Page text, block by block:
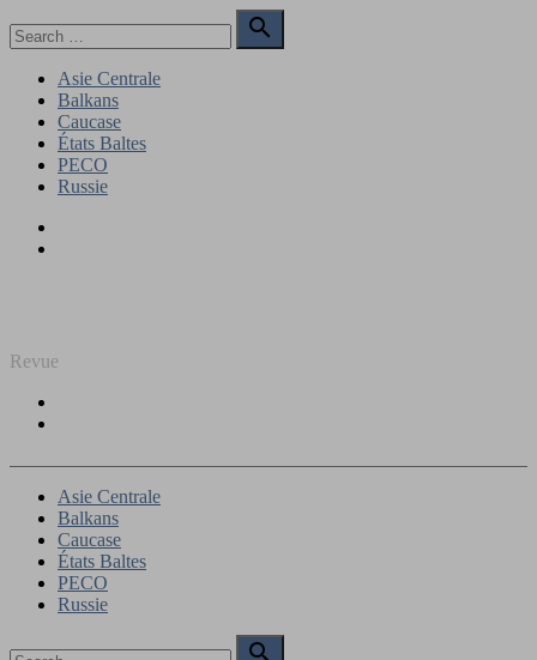
to
for:

Search
Asie Centrale
Balkans
Caucase
États Baltes
PECO
Russie
Revue
Asie Centrale
Balkans
Caucase
États Baltes
PECO
Russie
